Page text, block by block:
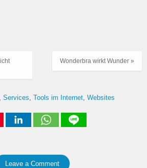
Wonderbra wirkt Wunder »
Services Tools im Internet Websites
Leave a Comment